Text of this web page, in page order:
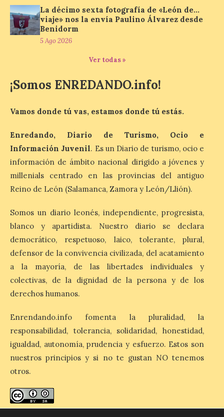
junto al control de firmas
y, como novedad, en el
Leaders Lounge, dos espacios exclusivos
para los ciclistas. El recorrido de La
Vuelta discurrirá junto a 17 […]
Última llamada: Eclipse
precio
7 Ago 2026
León es la provincia más
económica (116€/noche),
pero también una de las
más agotadas: solo un 4%
de alojamientos libres.
provincias con menos margen: apenas un
1% de los alojamientos siguen libres para
esas […]
El eclipse genera un boom
de reservas hoteleras y
precios desorbitados,
según SiteMinder
7 Ago 2026
Asturias lidera el impacto
del fenómeno, con el
mayor aumento en
auge de la demanda redefine la
planificación: reservas más anticipadas y
estancias más breves en torno al evento.
La décimo sexta fotografía de «León de…
viaje» nos la envía Paulino Álvarez desde
Benidorm
5 Ago 2026
Ver todas »
¡Somos ENREDANDO.info!
Vamos donde tú vas, estamos donde tú estás.
Enredando, Diario de Turismo, Ocio e
Información Juvenil. Es un Diario de turismo, ocio e
información de ámbito nacional dirigido a jóvenes y
millenials centrado en las provincias del antiguo
Reino de León (Salamanca, Zamora y León/Llión).
Somos un diario leonés, independiente, progresista,
blanco y apartidista. Nuestro diario se declara
democrático, respetuoso, laico, tolerante, plural,
defensor de la convivencia civilizada, del acatamiento
a la mayoría, de las libertades individuales y
colectivas, de la dignidad de la persona y de los
derechos humanos.
Enrendando.info fomenta la pluralidad, la
responsabilidad, tolerancia, solidaridad, honestidad,
igualdad, autonomía, prudencia y esfuerzo. Estos son
nuestros principios y si no te gustan NO tenemos
otros.